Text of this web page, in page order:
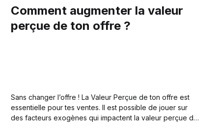
Comment augmenter la valeur
perçue de ton offre ?
Sans changer l’offre ! La Valeur Perçue de ton offre est
essentielle pour tes ventes. Il est possible de jouer sur
des facteurs exogènes qui impactent la valeur perçue de